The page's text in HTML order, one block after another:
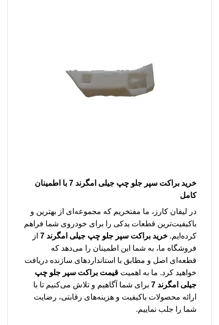
خرید براکت سپر جلو چپ جیلی امگرند 7
با اطمینان
کامل
در لیفان کارز، ما مفتخریم که مجموعه‌ای از بهترین و
باکیفیت‌ترین قطعات یدکی را برای خودروی شما فراهم
کرده‌ایم. خرید براکت سپر جلو چپ جیلی امگرند 7
از
فروشگاه ما، به شما این اطمینان را می‌دهد که
قطعه‌ای اصل و مطابق با استانداردهای سازنده دریافت
خواهید کرد. ما به اهمیت قیمت براکت سپر جلو چپ
جیلی امگرند 7
برای شما آگاهیم و تلاش می‌کنیم تا با
ارائه محصولات باکیفیت و هزینه‌های رقابتی، رضایت
شما را جلب نماییم.